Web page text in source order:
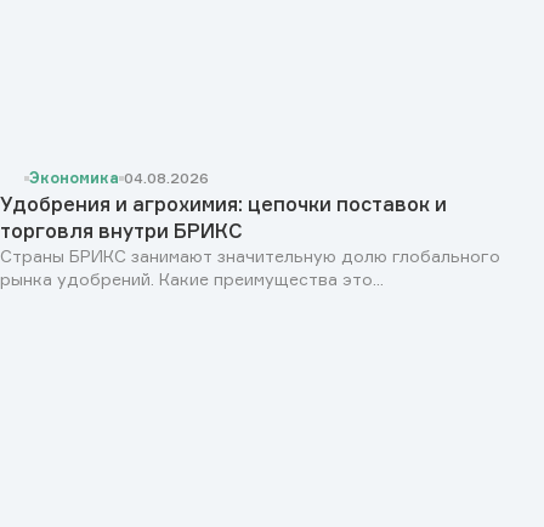
Экономика 04.08.2026
Удобрения и агрохимия: цепочки поставок и
торговля внутри БРИКС
Страны БРИКС занимают значительную долю глобального
рынка удобрений. Какие преимущества это...